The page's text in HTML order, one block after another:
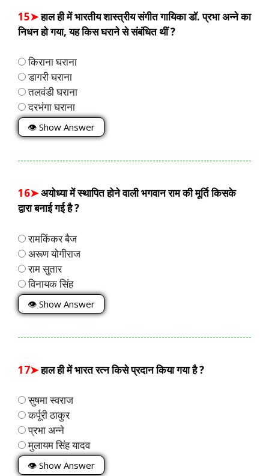
15➤हाल ही में भारतीय शास्त्रीय संगीत गायिका डॉ. प्रभा अन्ने का
निधन हो गया, यह किस घराने से संबंधित थीं ?
किराना घराना
डागरी घराना
तलवंडी घराना
दरभंगा घराना
👁 Show Answer
16➤अयोध्या में स्थापित होने वाली भगवान राम की मूर्ति किसके
द्वारा बनाई गई है ?
रामकिंकर बैज
अरूण योगीराज
राम सुतार
विनायक सिंह
👁 Show Answer
17➤हाल ही में भारत रत्न किसे प्रदान किया गया है ?
सुषमा स्वराज
कर्पूरी ठाकुर
प्रभा अन्ने
मुलायम सिंह यादव
👁 Show Answer